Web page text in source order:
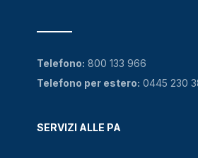
SERVIZI ALLE PA
Telefono: 800 133 966
Telefono per estero: 0445 230